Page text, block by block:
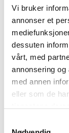
Vi bruker
annonser et
dessuten
vårt, med
annonsering
med annen
eller som de
Tillitsvalgt